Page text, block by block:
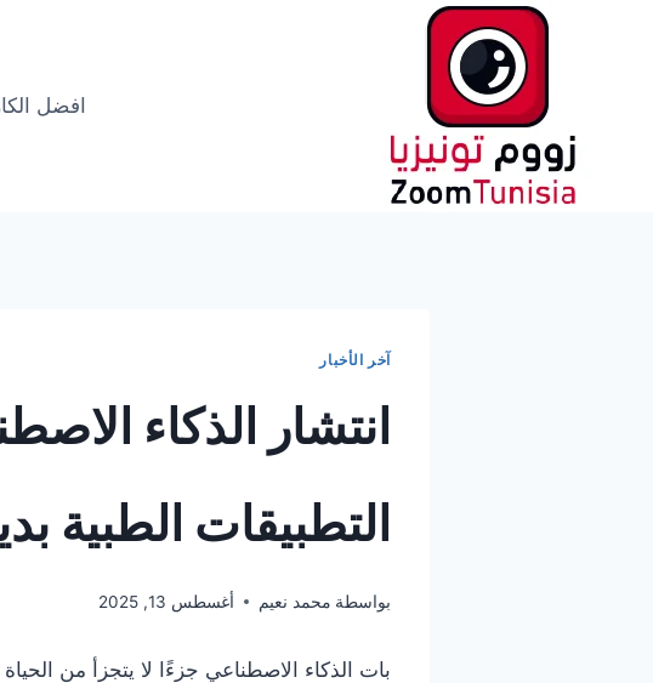
افضل
آخر الأخبار
انتشار الذكاء
التطبيقات الطبية
بواسطة محمد نعيم أغسطس 13, 2025
بات الذكاء الاصطناعي جزءًا لا يتجزأ من